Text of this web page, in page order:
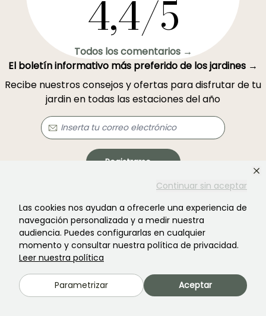
Continuar sin aceptar
Las cookies nos ayudan a ofrecerle una experiencia de
navegación personalizada y a medir nuestra
audiencia. Puedes configurarlas en cualquier
momento y consultar nuestra política de privacidad.
Leer nuestra política
Parametrizar Aceptar
4,4/5
Todos los comentarios →
El boletín informativo más preferido de los jardines →
Recibe nuestros consejos y ofertas para disfrutar de tu
jardin en todas las estaciones del año
Registrarse →
privacidady los términos de servicio
¿No encontraste lo que buscabas?